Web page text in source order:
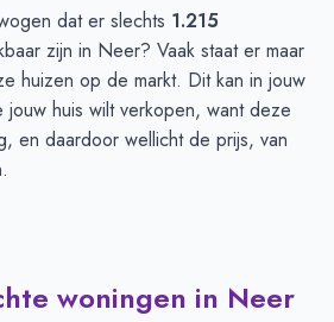
dat er slechts 1.215
zijn in Neer? Vaak staat er maar
huizen op de markt. Dit kan in jouw
huis wilt verkopen, want deze
en daardoor wellicht de prijs, van
woningen in Neer